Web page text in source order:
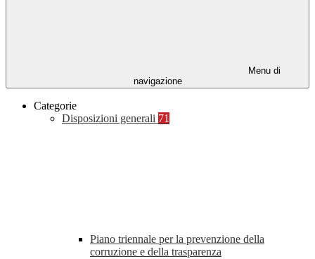
Menu di
navigazione
Categorie
Disposizioni generali 71
Piano triennale per la prevenzione della
corruzione e della trasparenza